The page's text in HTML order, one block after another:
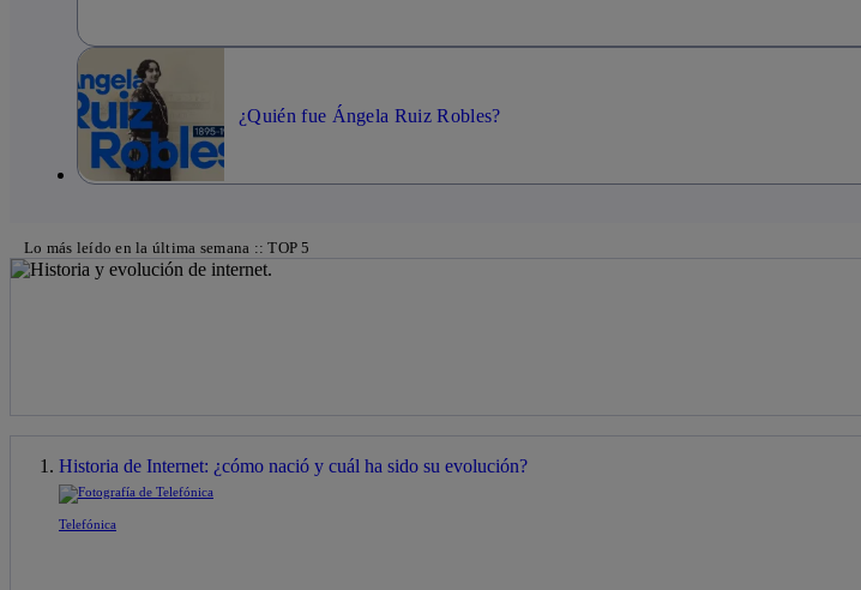
¿Quién fue Ángela Ruiz Robles?
Lo más leído en la última semana :: TOP 5
Historia de Internet: ¿cómo nació y cuál ha sido su evolución?
Telefónica